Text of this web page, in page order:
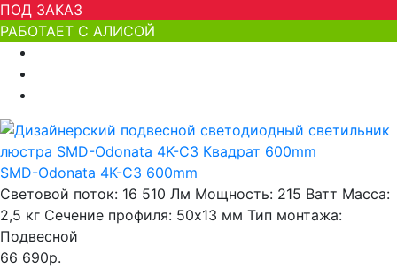
ПОД ЗАКАЗ
РАБОТАЕТ С АЛИСОЙ
SMD-Odonata 4K-C3 600mm
Световой поток: 16 510 Лм Мощность: 215 Ватт Масса:
2,5 кг Сечение профиля: 50х13 мм Тип монтажа:
Подвесной
66 690р.